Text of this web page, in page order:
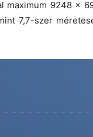
maximum 9248 x
7,7-szer